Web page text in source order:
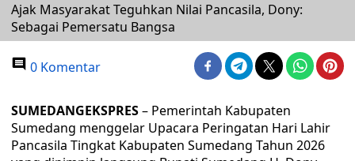
Ajak Masyarakat Teguhkan Nilai Pancasila, Dony:
Sebagai Pemersatu Bangsa
0 Komentar
SUMEDANGEKSPRES– Pemerintah Kabupaten
Sumedang menggelar Upacara Peringatan Hari Lahir
Pancasila Tingkat Kabupaten Sumedang Tahun 2026